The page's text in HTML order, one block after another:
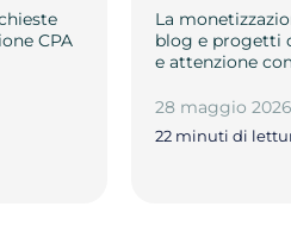
CPA
La
blog e progetti
e attenzione
28 maggio 2026
22 minuti di